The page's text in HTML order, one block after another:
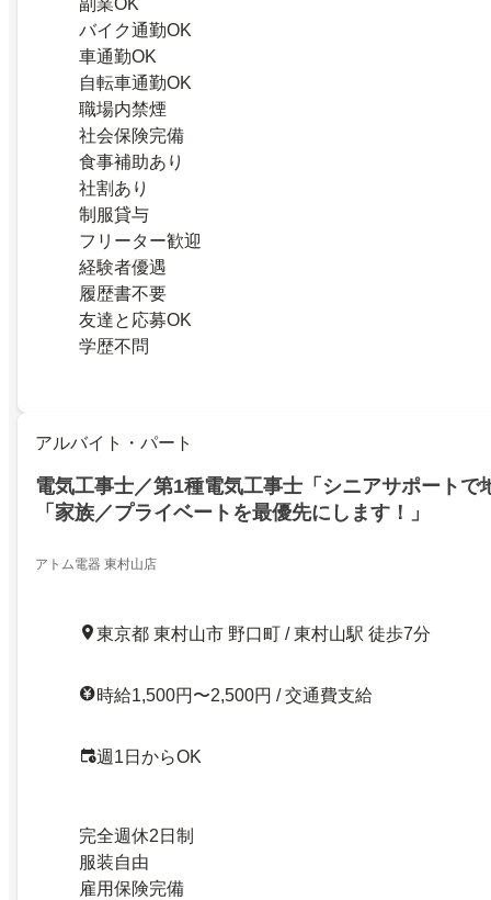
副業OK
バイク通勤OK
車通勤OK
自転車通勤OK
職場内禁煙
社会保険完備
食事補助あり
社割あり
制服貸与
フリーター歓迎
経験者優遇
履歴書不要
友達と応募OK
学歴不問
アルバイト・パート
電気工事士／第1種電気工事士「シニアサポートで
「家族／プライベートを最優先にします！」
アトム電器 東村山店
東京都 東村山市 野口町 / 東村山駅 徒歩7分
時給1,500円〜2,500円 / 交通費支給
週1日からOK
完全週休2日制
服装自由
雇用保険完備